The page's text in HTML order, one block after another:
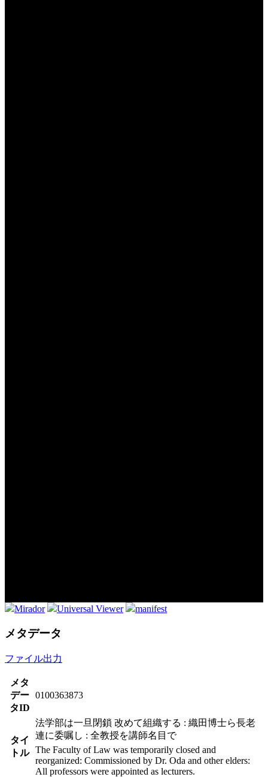
Mirador Universal Viewer manifest
メタデータ
ファイル出力
メタ
デー
タID
0100363873
タイ
トル
法学部は一旦閉鎖 改めて組織する : 織田博士ら長老
連に委嘱し : 全教授を講師名目で
The Faculty of Law was temporarily closed and
reorganized: Commissioned by Dr. Oda and other elders:
All professors were appointed as lecturers.